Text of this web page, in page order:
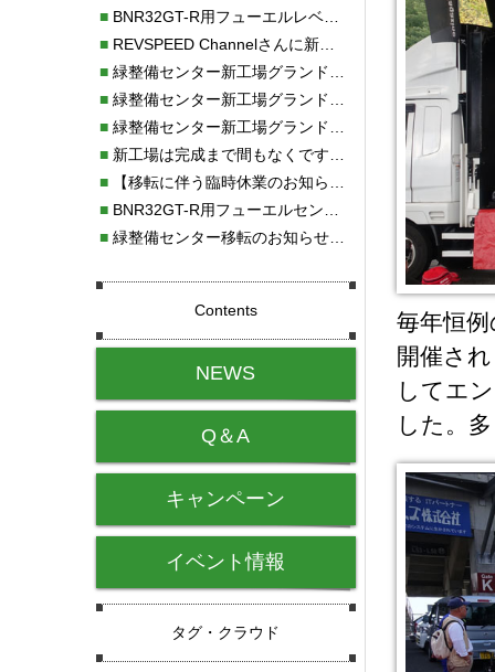
毎年恒
開催さ
してエ
した。
■BNR32GT-R用フューエルレベルセンサー新発売！！
■REVSPEED Channelさんに新社屋を紹介していただきました!!
■緑整備センター新工場グランドオープン・続報
■緑整備センター新工場グランドオープン
■緑整備センター新工場グランドオープンのお知らせ！！
■新工場は完成まで間もなくです！！
■【移転に伴う臨時休業のお知らせ】
■BNR32GT-R用フューエルセンサー新発売!!
■緑整備センター移転のお知らせ！！
Contents
NEWS
Q＆A
キャンペーン
イベント情報
タグ・クラウド